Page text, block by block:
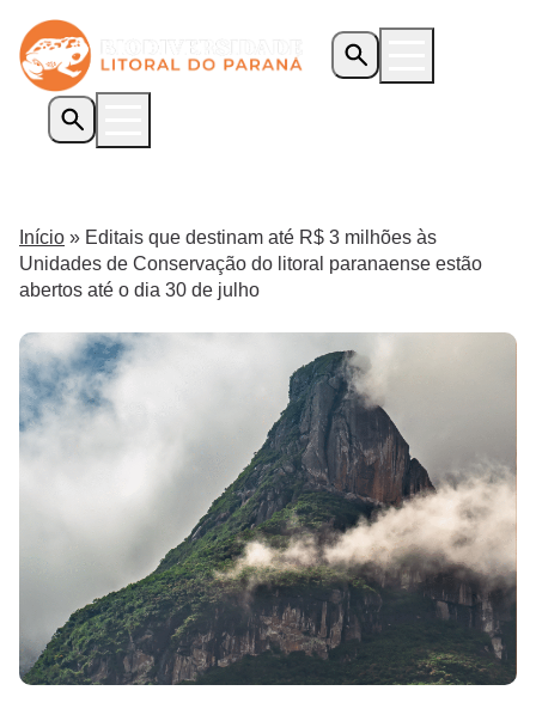
Iniciativas Apoiadas
Transparência
Notícias
Editais
Contato
Início » Editais que destinam até R$ 3 milhões às
Unidades de Conservação do litoral paranaense estão
abertos até o dia 30 de julho